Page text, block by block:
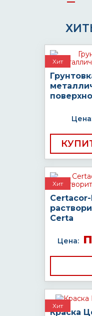
Хит
Хит
Certa
Цена:
Хит
Краска